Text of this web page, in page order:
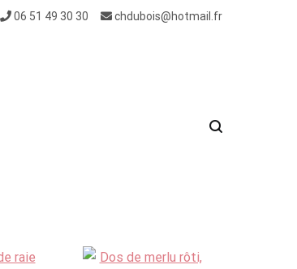
06 51 49 30 30 chdubois@hotmail.fr